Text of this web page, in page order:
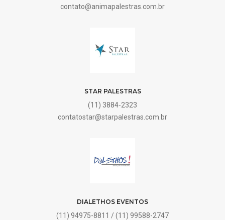
contato@animapalestras.com.br
STAR PALESTRAS
(11) 3884-2323
contatostar@starpalestras.com.br
DIALETHOS EVENTOS
(11) 94975-8811 / (11) 99588-2747